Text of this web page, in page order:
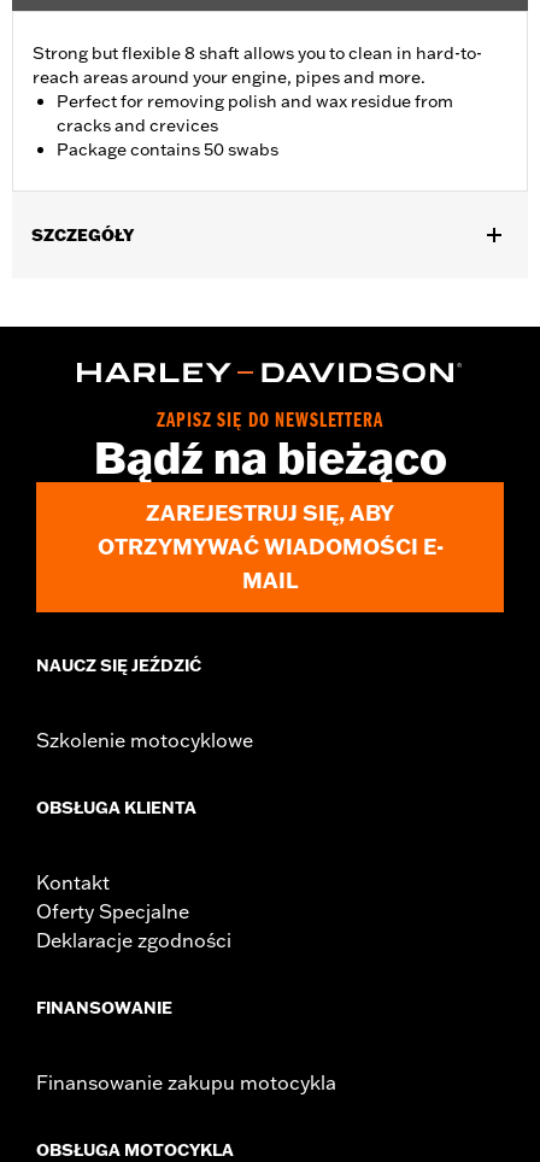
Strong but flexible 8 shaft allows you to clean in hard-to-
reach areas around your engine, pipes and more.
Perfect for removing polish and wax residue from
cracks and crevices
Package contains 50 swabs
SZCZEGÓŁY
Sold In Units:Each
ZAPISZ SIĘ DO NEWSLETTERA
Bądź na bieżąco
ZAREJESTRUJ SIĘ, ABY
OTRZYMYWAĆ WIADOMOŚCI E-
MAIL
NAUCZ SIĘ JEŹDZIĆ
Szkolenie motocyklowe
OBSŁUGA KLIENTA
Kontakt
Oferty Specjalne
Deklaracje zgodności
FINANSOWANIE
Finansowanie zakupu motocykla
OBSŁUGA MOTOCYKLA